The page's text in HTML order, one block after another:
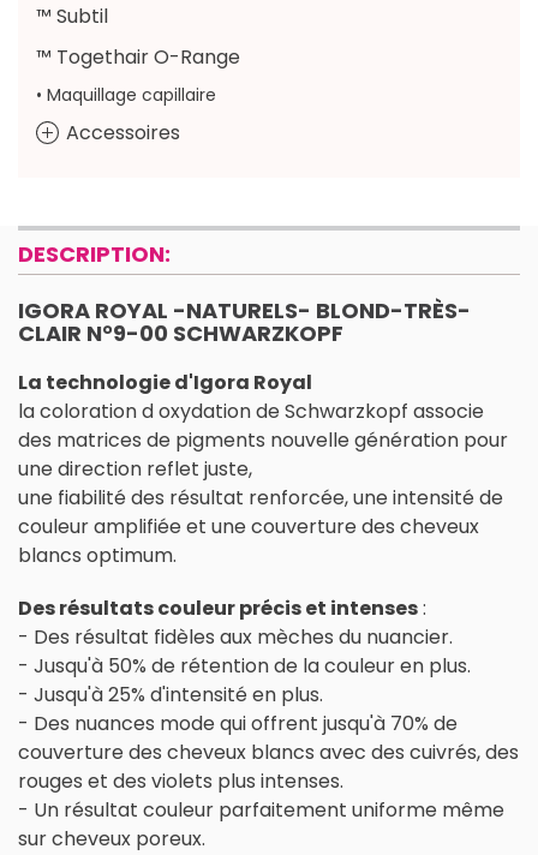
™ Subtil
™ Togethair O-Range
• Maquillage capillaire
Accessoires
DESCRIPTION:
IGORA ROYAL -NATURELS- BLOND-TRÈS-
CLAIR N°9-00 SCHWARZKOPF
La technologie d'Igora Royal
la coloration d oxydation de Schwarzkopf associe
des matrices de pigments nouvelle génération pour
une direction reflet juste,
une fiabilité des résultat renforcée, une intensité de
couleur amplifiée et une couverture des cheveux
blancs optimum.
Des résultats couleur précis et intenses:
- Des résultat fidèles aux mèches du nuancier.
- Jusqu'à 50% de rétention de la couleur en plus.
- Jusqu'à 25% d'intensité en plus.
- Des nuances mode qui offrent jusqu'à 70% de
couverture des cheveux blancs avec des cuivrés, des
rouges et des violets plus intenses.
- Un résultat couleur parfaitement uniforme même
sur cheveux poreux.